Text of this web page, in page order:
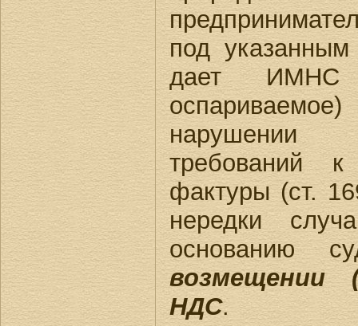
под
дает
нарушении
требований
фактуры (ст.
нередки
основанию
возмещении
НДС.